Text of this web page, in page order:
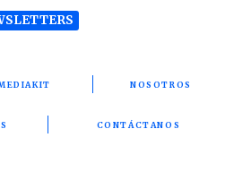
NOSOTROS
CONTÁCTANOS